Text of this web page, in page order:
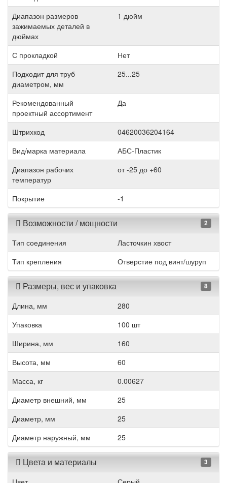
Диапазон размеров
зажимаемых деталей в
дюймах
1 дюйм
С прокладкой
Нет
Подходит для труб
диаметром, мм
25...25
Рекомендованный
проектный ассортимент
Да
Штрихкод
04620036204164
Вид/марка материала
АБС-Пластик
Диапазон рабочих
температур
от -25 до +60
Покрытие -1
Возможности / мощности 2
Тип соединения
Ласточкин хвост
Тип крепления
Отверстие под винт/шуруп
Размеры, вес и упаковка 8
Длина, мм
280
Упаковка
100 шт
Ширина, мм
160
Высота, мм
60
Масса, кг
0.00627
Диаметр внешний, мм
25
Диаметр, мм
25
Диаметр наружный, мм
25
Цвета и материалы 3